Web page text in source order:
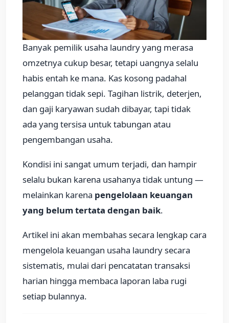
Banyak pemilik usaha laundry yang merasa
omzetnya cukup besar, tetapi uangnya selalu
habis entah ke mana. Kas kosong padahal
pelanggan tidak sepi. Tagihan listrik, deterjen,
dan gaji karyawan sudah dibayar, tapi tidak
ada yang tersisa untuk tabungan atau
pengembangan usaha.
Kondisi ini sangat umum terjadi, dan hampir
selalu bukan karena usahanya tidak untung —
melainkan karena pengelolaan keuangan
yang belum tertata dengan baik.
Artikel ini akan membahas secara lengkap cara
mengelola keuangan usaha laundry secara
sistematis, mulai dari pencatatan transaksi
harian hingga membaca laporan laba rugi
setiap bulannya.